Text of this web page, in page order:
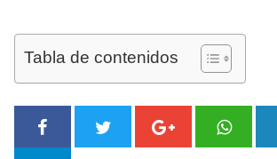
Tabla de contenidos